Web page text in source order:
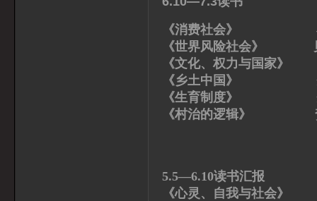
《消费社会》
《世界风险社会》
《文化、权力与国家》
《乡土中国》
《生育制度》
《村治的逻辑》
5.5—6.10读书汇报
《心灵、自我与社